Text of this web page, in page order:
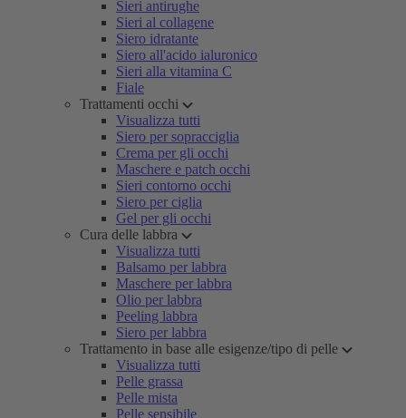
Sieri antirughe
Sieri al collagene
Siero idratante
Siero all'acido ialuronico
Sieri alla vitamina C
Fiale
Trattamenti occhi
Visualizza tutti
Siero per sopracciglia
Crema per gli occhi
Maschere e patch occhi
Sieri contorno occhi
Siero per ciglia
Gel per gli occhi
Cura delle labbra
Visualizza tutti
Balsamo per labbra
Maschere per labbra
Olio per labbra
Peeling labbra
Siero per labbra
Trattamento in base alle esigenze/tipo di pelle
Visualizza tutti
Pelle grassa
Pelle mista
Pelle sensibile